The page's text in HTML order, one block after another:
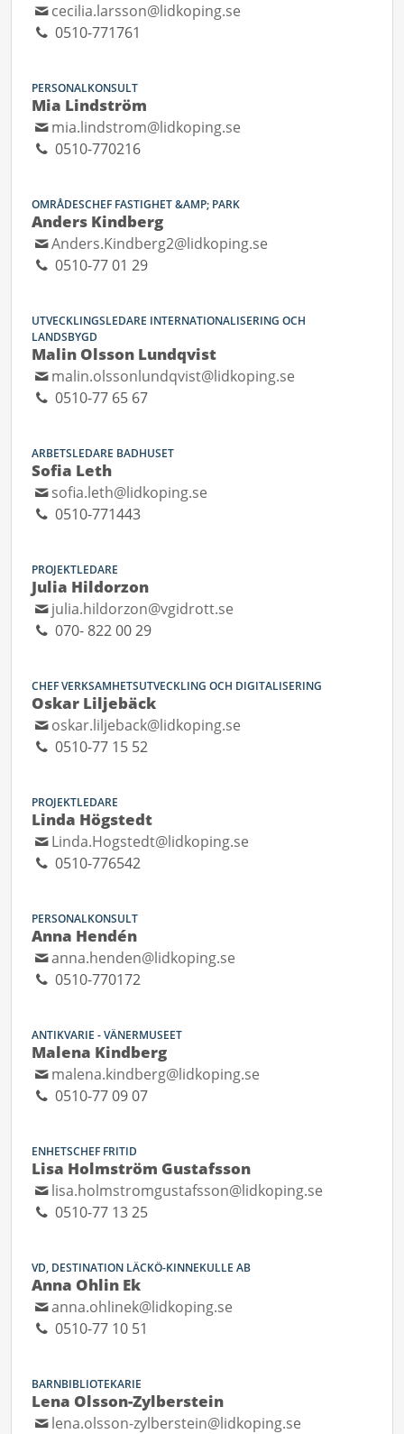
cecilia.larsson@lidkoping.se
0510-771761
PERSONALKONSULT
Mia Lindström
mia.lindstrom@lidkoping.se
0510-770216
OMRÅDESCHEF FASTIGHET &AMP; PARK
Anders Kindberg
Anders.Kindberg2@lidkoping.se
0510-77 01 29
UTVECKLINGSLEDARE INTERNATIONALISERING OCH
LANDSBYGD
Malin Olsson Lundqvist
malin.olssonlundqvist@lidkoping.se
0510-77 65 67
ARBETSLEDARE BADHUSET
Sofia Leth
sofia.leth@lidkoping.se
0510-771443
PROJEKTLEDARE
Julia Hildorzon
julia.hildorzon@vgidrott.se
070- 822 00 29
CHEF VERKSAMHETSUTVECKLING OCH DIGITALISERING
Oskar Liljebäck
oskar.liljeback@lidkoping.se
0510-77 15 52
PROJEKTLEDARE
Linda Högstedt
Linda.Hogstedt@lidkoping.se
0510-776542
PERSONALKONSULT
Anna Hendén
anna.henden@lidkoping.se
0510-770172
ANTIKVARIE - VÄNERMUSEET
Malena Kindberg
malena.kindberg@lidkoping.se
0510-77 09 07
ENHETSCHEF FRITID
Lisa Holmström Gustafsson
lisa.holmstromgustafsson@lidkoping.se
0510-77 13 25
VD, DESTINATION LÄCKÖ-KINNEKULLE AB
Anna Ohlin Ek
anna.ohlinek@lidkoping.se
0510-77 10 51
BARNBIBLIOTEKARIE
Lena Olsson-Zylberstein
lena.olsson-zylberstein@lidkoping.se